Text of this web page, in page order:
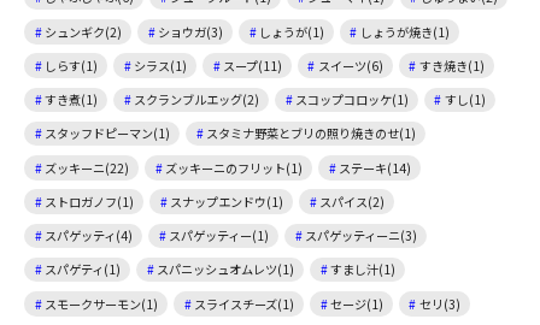
シュンギク(2)
ショウガ(3) しょうが(1)
しょうが焼き(1)
しらす(1)
シラス(1) スープ(11) スイーツ(6)
すき焼き(1)
すき煮(1)
スクランブルエッグ(2) スコップコロッケ(1)
すし(1)
スタッフドピーマン(1)
スタミナ野菜とブリの照り焼きのせ(1)
ズッキーニ(22)
ズッキーニのフリット(1)
ステーキ(14)
ストロガノフ(1)
スナップエンドウ(1)
スパイス(2)
スパゲッティ(4)
スパゲッティー(1)
スパゲッティーニ(3)
スパゲティ(1)
スパニッシュオムレツ(1)
すまし汁(1)
スモークサーモン(1)
スライスチーズ(1) セージ(1) セリ(3)